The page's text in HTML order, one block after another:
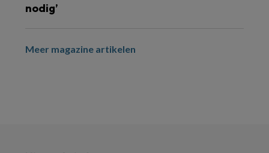
nodig’
Meer magazine artikelen